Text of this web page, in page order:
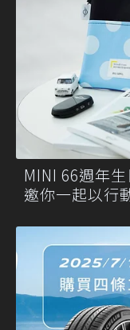
MINI 66週年
邀你一起以行